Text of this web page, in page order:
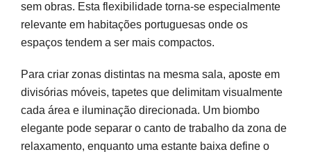
sem obras. Esta flexibilidade torna-se especialmente
relevante em habitações portuguesas onde os
espaços tendem a ser mais compactos.
Para criar zonas distintas na mesma sala, aposte em
divisórias móveis, tapetes que delimitam visualmente
cada área e iluminação direcionada. Um biombo
elegante pode separar o canto de trabalho da zona de
relaxamento, enquanto uma estante baixa define o